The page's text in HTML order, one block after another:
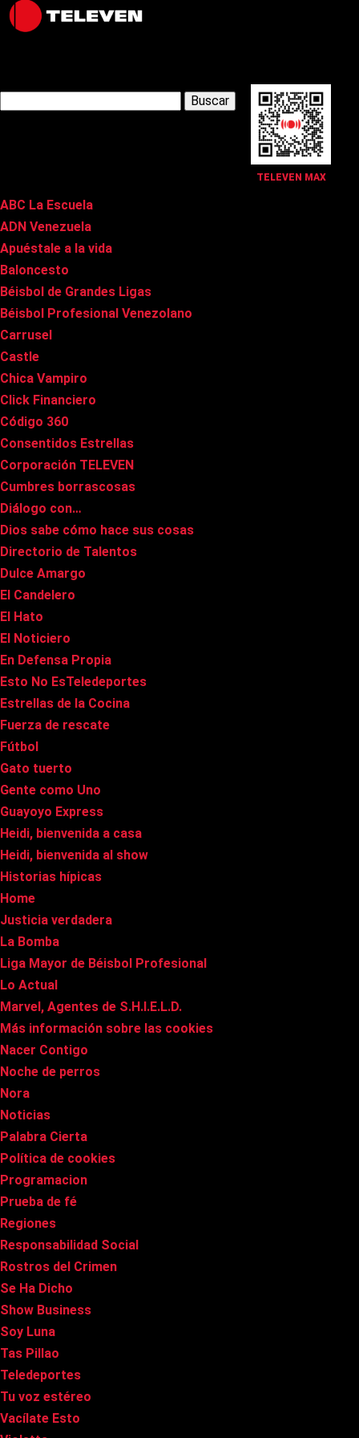
TELEVEN MAX
Latest Posts
ABC La Escuela
ADN Venezuela
Apuéstale a la vida
Baloncesto
Béisbol de Grandes Ligas
Béisbol Profesional Venezolano
Carrusel
Castle
Chica Vampiro
Click Financiero
Código 360
Consentidos Estrellas
Corporación TELEVEN
Cumbres borrascosas
Diálogo con…
Dios sabe cómo hace sus cosas
Directorio de Talentos
Dulce Amargo
El Candelero
El Hato
El Noticiero
En Defensa Propia
Esto No EsTeledeportes
Estrellas de la Cocina
Fuerza de rescate
Fútbol
Gato tuerto
Gente como Uno
Guayoyo Express
Heidi, bienvenida a casa
Heidi, bienvenida al show
Historias hípicas
Home
Justicia verdadera
La Bomba
Liga Mayor de Béisbol Profesional
Lo Actual
Marvel, Agentes de S.H.I.E.L.D.
Más información sobre las cookies
Nacer Contigo
Noche de perros
Nora
Noticias
Palabra Cierta
Política de cookies
Programacion
Prueba de fé
Regiones
Responsabilidad Social
Rostros del Crimen
Se Ha Dicho
Show Business
Soy Luna
Tas Pillao
Teledeportes
Tu voz estéreo
Vacílate Esto